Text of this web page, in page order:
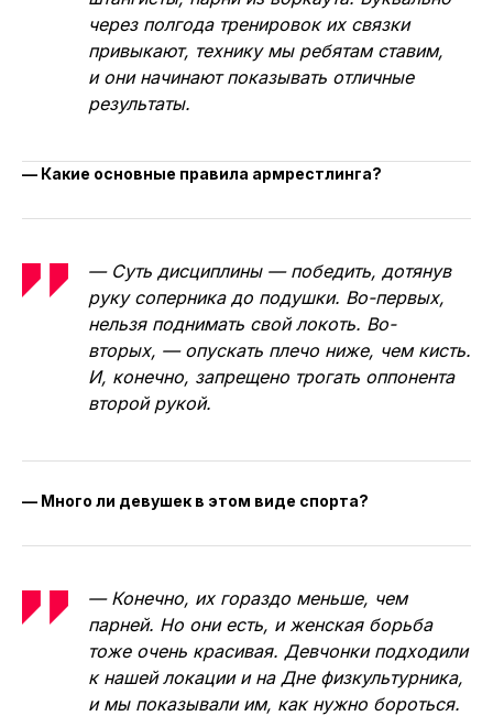
через полгода тренировок их связки
привыкают, технику мы ребятам ставим,
и они начинают показывать отличные
результаты.
— Какие основные правила армрестлинга?
— Суть дисциплины — победить, дотянув
руку соперника до подушки. Во-первых,
нельзя поднимать свой локоть. Во-
вторых, — опускать плечо ниже, чем кисть.
И, конечно, запрещено трогать оппонента
второй рукой.
— Много ли девушек в этом виде спорта?
— Конечно, их гораздо меньше, чем
парней. Но они есть, и женская борьба
тоже очень красивая. Девчонки подходили
к нашей локации и на Дне физкультурника,
и мы показывали им, как нужно бороться.